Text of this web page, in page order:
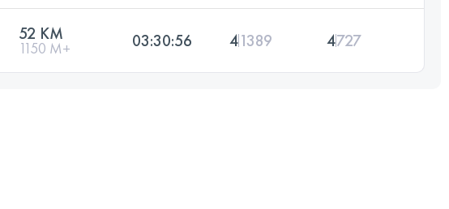
52 KM
1150 M+ 03:30:56 41389 4727